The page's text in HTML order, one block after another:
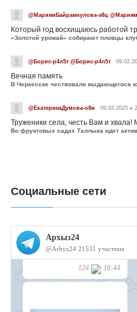
@МариямБайрамкулова-э8ц
Который год восхищаюсь работой
«Золотой урожай» собирают пловцы
@Борис-р4л5т @Борис-р4л5т
Вечная память
@ЕкатеринаДумова-о8и 09.02.2025 в
Труженики села, честь Вам и
Во фруктовых садах Таллыка идет
Социальные сети